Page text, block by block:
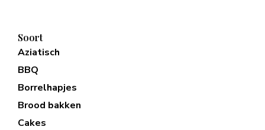
Soort
Aziatisch
BBQ
Borrelhapjes
Brood bakken
Cakes